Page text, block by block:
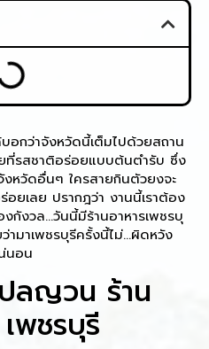
อกว่าจังหวัดนี้เต็มไปด้วยสถาน
ที่รสชาติอร่อยแบบต้นตำรับ ซึ่ง
หวัดอื่นๆ ใครสายกินตัวยงจะ
ยเลย ปรากฎว่า งานนี้เราต้อง
กังวล…วันนี้มีร้านอาหารเพชรบุ
ามาเพชรบุรีครั้งนี้ไม่…ผิดหวัง
นอน
ปลญวน ร้าน
พชรบุรี